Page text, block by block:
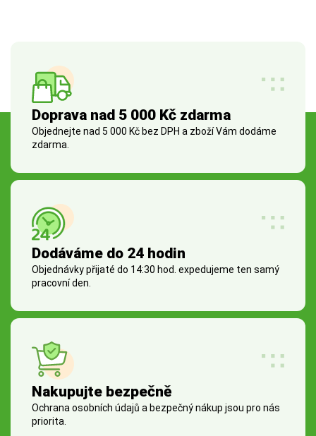
Doprava nad 5 000 Kč zdarma
Objednejte nad 5 000 Kč bez DPH a zboží Vám dodáme
zdarma.
Dodáváme do 24 hodin
Objednávky přijaté do 14:30 hod. expedujeme ten samý
pracovní den.
Nakupujte bezpečně
Ochrana osobních údajů a bezpečný nákup jsou pro nás
priorita.